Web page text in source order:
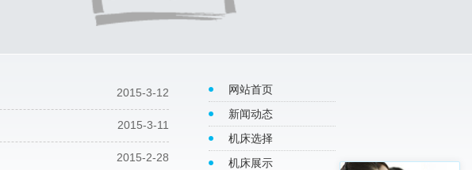
2015-3-12
2015-3-11
2015-2-28
网站首页
新闻动态
机床选择
机床展示